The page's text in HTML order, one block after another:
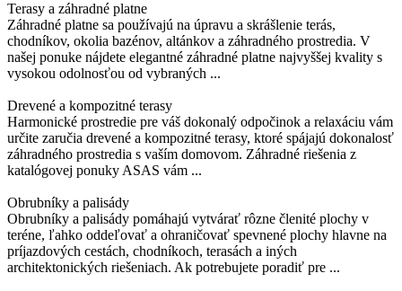
Terasy a záhradné platne
Záhradné platne sa používajú na úpravu a skrášlenie terás,
chodníkov, okolia bazénov, altánkov a záhradného prostredia. V
našej ponuke nájdete elegantné záhradné platne najvyššej kvality s
vysokou odolnosťou od vybraných ...
Drevené a kompozitné terasy
Harmonické prostredie pre váš dokonalý odpočinok a relaxáciu vám
určite zaručia drevené a kompozitné terasy, ktoré spájajú dokonalosť
záhradného prostredia s vaším domovom. Záhradné riešenia z
katalógovej ponuky ASAS vám ...
Obrubníky a palisády
Obrubníky a palisády pomáhajú vytvárať rôzne členité plochy v
teréne, ľahko oddeľovať a ohraničovať spevnené plochy hlavne na
príjazdových cestách, chodníkoch, terasách a iných
architektonických riešeniach. Ak potrebujete poradiť pre ...